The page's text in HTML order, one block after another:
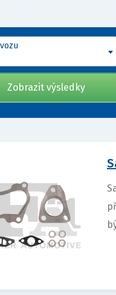
Zobrazit výsledky